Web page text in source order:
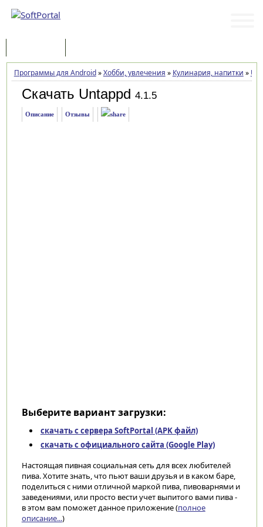
Программы для Android»Хобби, увлечения » Кулинария, напитки »
Скачать Untappd 4.1.5
Описание Отзывы
Выберите вариант загрузки:
скачать с сервера SoftPortal (APK файл)
скачать с официального сайта (Google Play)
Настоящая пивная социальная сеть для всех любителей
пива. Хотите знать, что пьют ваши друзья и в каком баре,
поделиться с ними отличной маркой пива, пивоварнями и
заведениями, или просто вести учет выпитого вами пива -
в этом вам поможет данное приложение (полное
описание...)